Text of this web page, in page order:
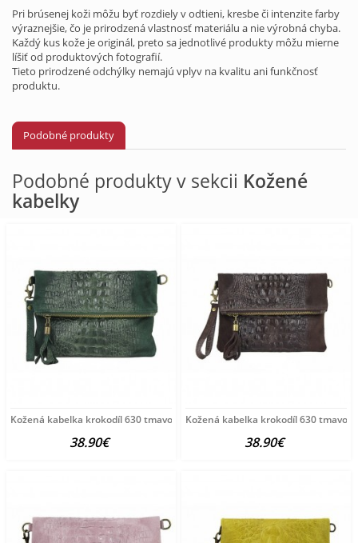
Pri brúsenej koži môžu byť rozdiely v odtieni, kresbe či intenzite farby
výraznejšie, čo je prirodzená vlastnosť materiálu a nie výrobná chyba.
Každý kus kože je originál, preto sa jednotlivé produkty môžu mierne
líšiť od produktových fotografií.
Tieto prirodzené odchýlky nemajú vplyv na kvalitu ani funkčnosť
produktu.
Podobné produkty
Podobné produkty v sekcii Kožené
kabelky
Kožená kabelka krokodíl 630 tmavozelená Zelená
38.90€
Kožená kabelka krokodíl 630
38.90€